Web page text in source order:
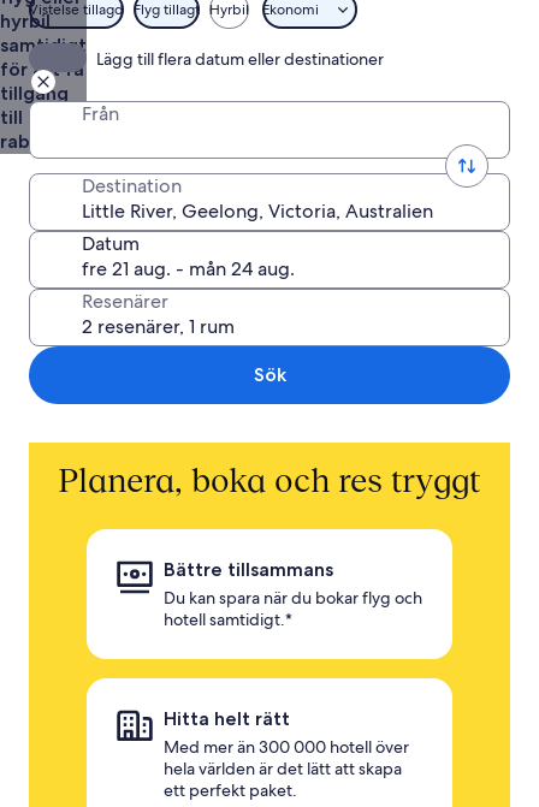
Maddock
hyrbil
samtidigt
för att få
tillgång
till
rabatter
Vistelse tillagd Flyg tillagt Hyrbil Ekonomi
Lägg till flera datum eller destinationer
Från
Destination
Datum
Resenärer
Sök
Planera, boka och res tryggt
Bättre tillsammans
Du kan spara när du bokar flyg och
hotell samtidigt.*
Hitta helt rätt
Med mer än 300 000 hotell över
hela världen är det lätt att skapa
ett perfekt paket.